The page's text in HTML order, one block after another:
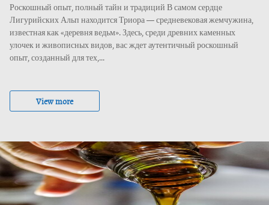
Роскошный опыт, полный тайн и традиций В самом сердце
Лигурийских Альп находится Триора — средневековая жемчужина,
известная как «деревня ведьм». Здесь, среди древних каменных
улочек и живописных видов, вас ждет аутентичный роскошный
опыт, созданный для тех,...
View more